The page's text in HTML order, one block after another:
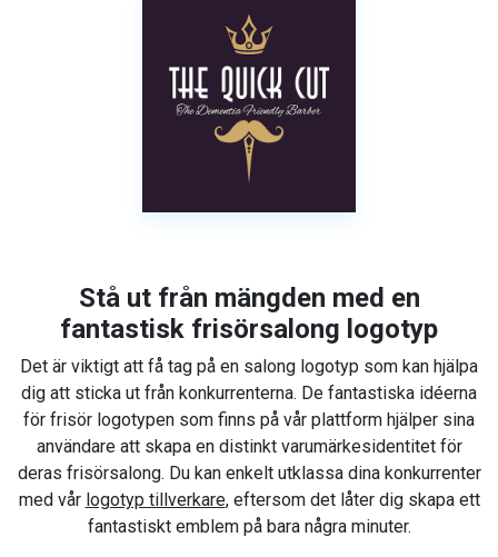
Stå ut från mängden med en
fantastisk frisörsalong logotyp
Det är viktigt att få tag på en salong logotyp som kan hjälpa
dig att sticka ut från konkurrenterna. De fantastiska idéerna
för frisör logotypen som finns på vår plattform hjälper sina
användare att skapa en distinkt varumärkesidentitet för
deras frisörsalong. Du kan enkelt utklassa dina konkurrenter
med vår logotyp tillverkare, eftersom det låter dig skapa ett
fantastiskt emblem på bara några minuter.